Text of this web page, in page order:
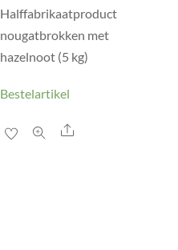
Halffabrikaatproduct
nougatbrokken met
hazelnoot (5 kg)
Bestelartikel
Share